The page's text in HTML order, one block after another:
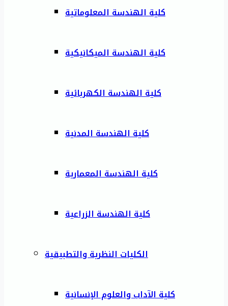
كلية الهندسة المعلوماتية
كلية الهندسة الميكانيكية
كلية الهندسة الكهربائية
كلية الهندسة المدنية
كلية الهندسة المعمارية
كلية الهندسة الزراعية
الكليات النظرية والتطبيقية
كلية الآداب والعلوم الإنسانية